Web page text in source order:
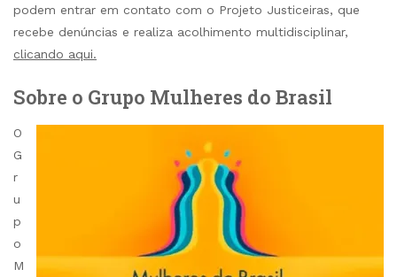
podem entrar em contato com o Projeto Justiceiras, que
recebe denúncias e realiza acolhimento multidisciplinar,
clicando aqui.
Sobre o Grupo Mulheres do Brasil
O
G
r
u
p
o
M